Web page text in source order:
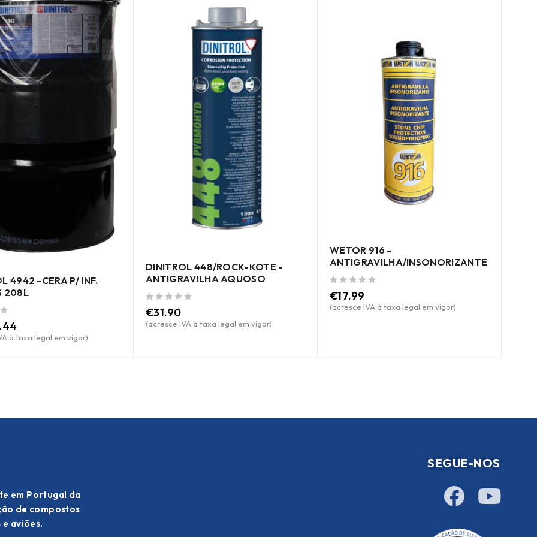
4942 -CERA P/ INF.
208L
à taxa legal em vigor)
DINITROL 448/ROCK-KOTE -
ANTIGRAVILHA AQUOSO
€31.90
(acresce IVA à taxa legal em vigor)
WETOR 916 -
ANTIGRAVILHA/INSONORIZANTE
€17.99
(acresce IVA à taxa legal em vigor)
em Portugal da
de compostos
aviões.
SEGUE-NOS